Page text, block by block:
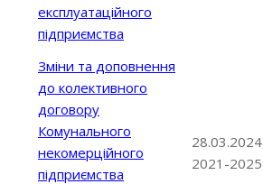
експлуатаційного
підприємства
Зміни та доповнення
до колективного
договору
Комунального
некомерційного
підприємства
28.03.2024
2021-2025